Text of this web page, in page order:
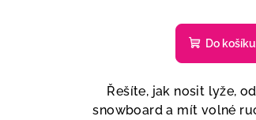
Do košíku
Řešíte, jak nosit lyže,
snowboard a mít volné